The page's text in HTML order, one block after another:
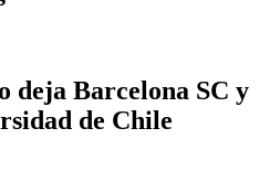
deja Barcelona SC y
de Chile